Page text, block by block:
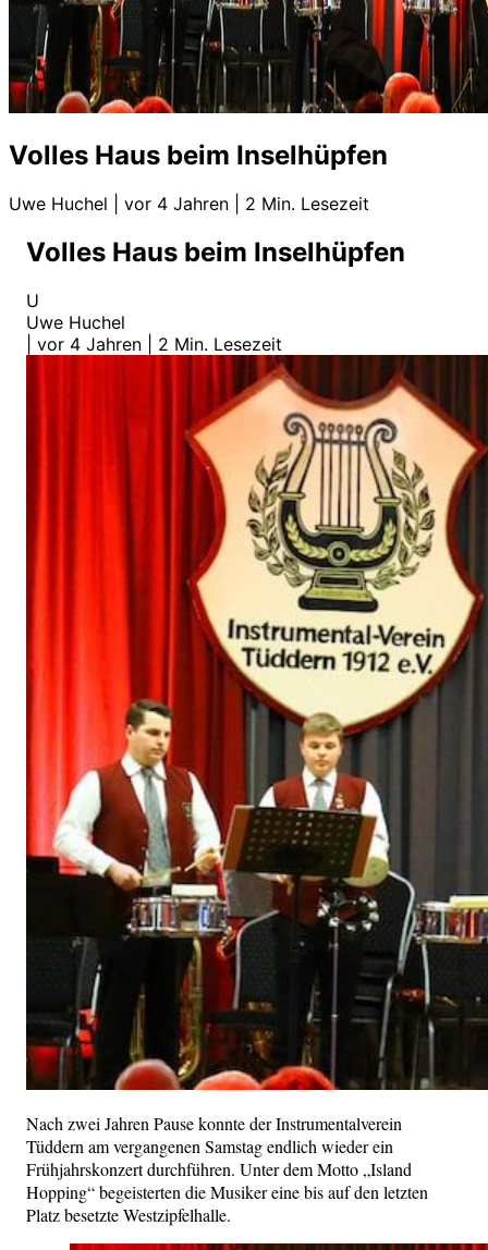
Volles Haus beim Inselhüpfen
Uwe Huchel vor 4 Jahren 2 Min. Lesezeit
Volles Haus beim Inselhüpfen
U
Uwe Huchel
vor 4 Jahren 2 Min. Lesezeit
Nach zwei Jahren Pause konnte der Instrumentalverein
Tüddern am vergangenen Samstag endlich wieder ein
Frühjahrskonzert durchführen. Unter dem Motto „Island
Hopping“ begeisterten die Musiker eine bis auf den letzten
Platz besetzte Westzipfelhalle.